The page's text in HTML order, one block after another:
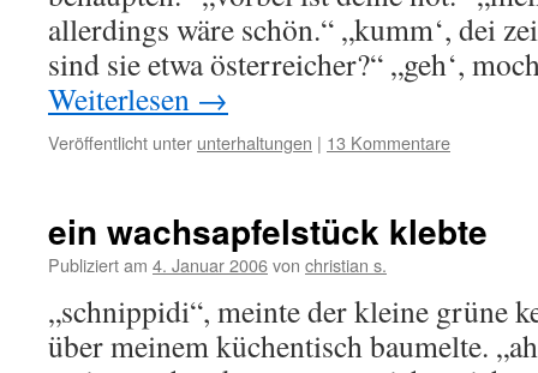
allerdings wäre schön.“ „kumm‘, dei
sind sie etwa österreicher?“ „geh‘,
Weiterlesen →
Veröffentlicht unter unterhaltungen | 13 Kommentare
ein wachsapfelstück klebte
Publiziert am 4. Januar 2006von christian s.
„schnippidi“, meinte der kleine grüne
über meinem küchentisch baumelte.